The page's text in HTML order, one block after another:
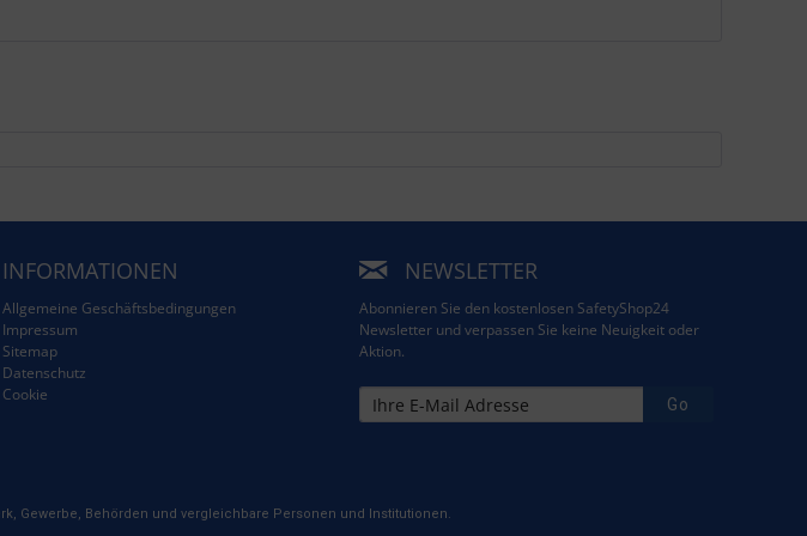
INFORMATIONEN
Allgemeine Geschäftsbedingungen
Impressum
Sitemap
Datenschutz
Cookie
NEWSLETTER
Abonnieren Sie den kostenlosen SafetyShop24
Newsletter und verpassen Sie keine Neuigkeit oder
Aktion.
Go
Gewerbe, Behörden und vergleichbare Personen und Institutionen.